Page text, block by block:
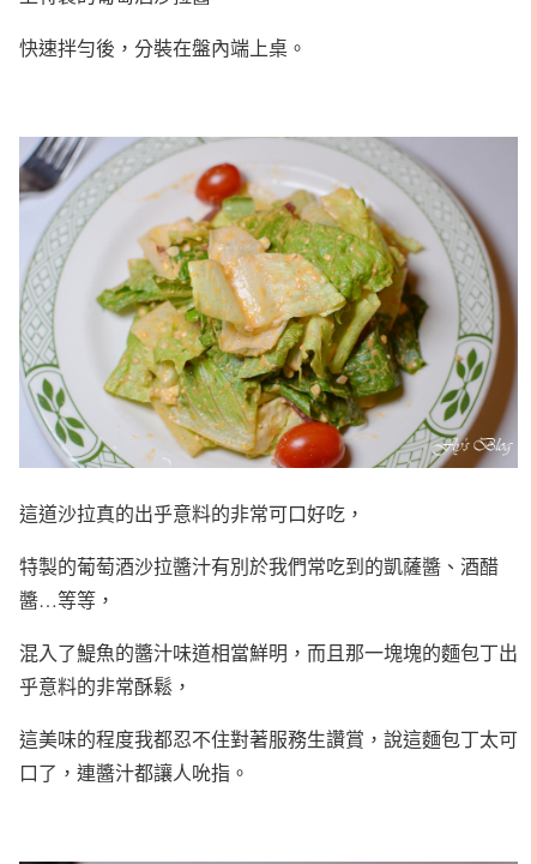
快速拌勻後，分裝在盤內端上桌。
這道沙拉真的出乎意料的非常可口好吃，
特製的葡萄酒沙拉醬汁有別於我們常吃到的凱薩醬、酒醋
醬…等等，
混入了鯷魚的醬汁味道相當鮮明，而且那一塊塊的麵包丁出
乎意料的非常酥鬆，
這美味的程度我都忍不住對著服務生讚賞，說這麵包丁太可
口了，連醬汁都讓人吮指。